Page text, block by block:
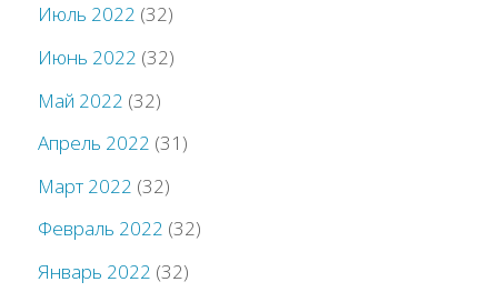
Июль 2022 (32)
Июнь 2022 (32)
Май 2022 (32)
Апрель 2022 (31)
Март 2022 (32)
Февраль 2022 (32)
Январь 2022 (32)